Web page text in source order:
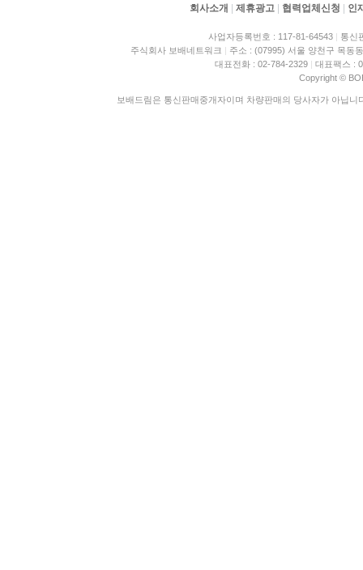
회사소개 제휴광고 협력업체신청 인
사업자등록번호 : 117-81-64543 | 통신
주식회사 보배네트워크 | 주소 : (07995) 서울 양천구 목동
대표전화 : 02-784-2329 | 대표팩스 :
Copyright ©
보배드림은 통신판매중개자이며 차량판매의 당사자가 아닙